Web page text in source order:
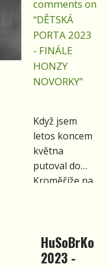
který bude
mít možnost
vystoupit na
festivalu
Porta!
comments on
“DĚTSKÁ
PORTA 2023
- FINÁLE
HONZY
NOVORKY”
Když jsem
letos koncem
května
putoval do
Kroměříže na
jsem klidný a
příjemný
HuSoBrKo
2023 -